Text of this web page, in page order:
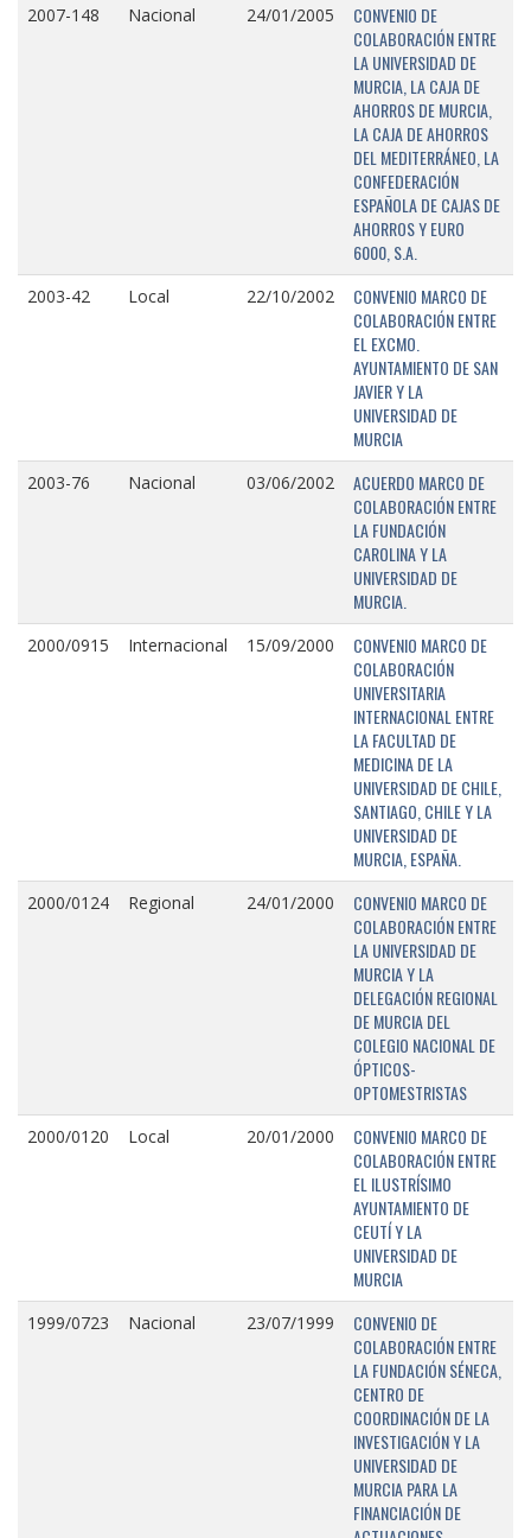
2007-148 Nacional 24/01/2005
CONVENIO DE
COLABORACIÓN ENTRE
LA UNIVERSIDAD DE
MURCIA, LA CAJA DE
AHORROS DE MURCIA,
LA CAJA DE AHORROS
DEL MEDITERRÁNEO, LA
CONFEDERACIÓN
ESPAÑOLA DE CAJAS DE
AHORROS Y EURO
6000, S.A.
2003-42 Local 22/10/2002
CONVENIO MARCO DE
COLABORACIÓN ENTRE
EL EXCMO.
AYUNTAMIENTO DE SAN
JAVIER Y LA
UNIVERSIDAD DE
MURCIA
2003-76 Nacional 03/06/2002
ACUERDO MARCO DE
COLABORACIÓN ENTRE
LA FUNDACIÓN
CAROLINA Y LA
UNIVERSIDAD DE
MURCIA.
2000/0915 Internacional 15/09/2000
CONVENIO MARCO DE
COLABORACIÓN
UNIVERSITARIA
INTERNACIONAL ENTRE
LA FACULTAD DE
MEDICINA DE LA
UNIVERSIDAD DE CHILE,
SANTIAGO, CHILE Y LA
UNIVERSIDAD DE
MURCIA, ESPAÑA.
2000/0124 Regional 24/01/2000
CONVENIO MARCO DE
COLABORACIÓN ENTRE
LA UNIVERSIDAD DE
MURCIA Y LA
DELEGACIÓN REGIONAL
DE MURCIA DEL
COLEGIO NACIONAL DE
ÓPTICOS-
OPTOMESTRISTAS
2000/0120 Local 20/01/2000
CONVENIO MARCO DE
COLABORACIÓN ENTRE
EL ILUSTRÍSIMO
AYUNTAMIENTO DE
CEUTÍ Y LA
UNIVERSIDAD DE
MURCIA
1999/0723 Nacional 23/07/1999
CONVENIO DE
COLABORACIÓN ENTRE
LA FUNDACIÓN SÉNECA,
CENTRO DE
COORDINACIÓN DE LA
INVESTIGACIÓN Y LA
UNIVERSIDAD DE
MURCIA PARA LA
FINANCIACIÓN DE